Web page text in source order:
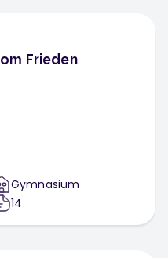
Frieden
Gymnasium
14